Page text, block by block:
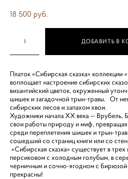
18 500 pуб.
ДОБАВИТЬ В
Платок «Сибирская сказка» коллекции
воплощает настроение сибирских
византийский цветок, окруженный
шишек и загадочной трын-травы. От
сибирских лесов и запахом хвои.
Художники начала XX века — Врубель,
свои работы природу и миф, превращая
среди переплетения шишек и трын-
сошедший со страниц книги или со
«Сибирская сказка» существует в трех
персиковом с холодным голубым, в
черничным и сочно-ягодном с бирюзой
прекрасны!